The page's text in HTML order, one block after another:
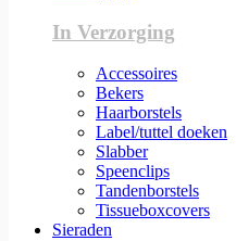
In Verzorging
Accessoires
Bekers
Haarborstels
Label/tuttel doeken
Slabber
Speenclips
Tandenborstels
Tissueboxcovers
Sieraden